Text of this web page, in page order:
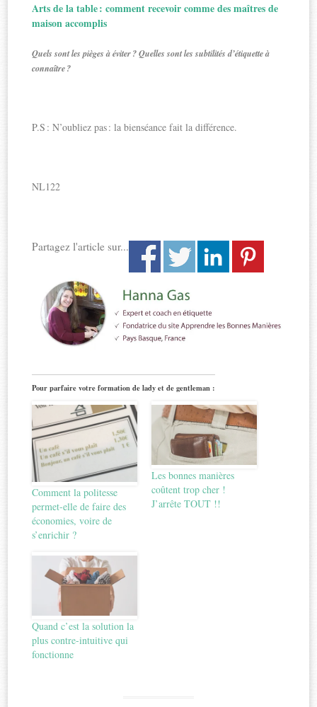
Arts de la table : comment recevoir comme des maîtres de
maison accomplis
Quels sont les pièges à éviter ? Quelles sont les subtilités d’étiquette à
connaître ?
P.S : N’oubliez pas : la bienséance fait la différence.
NL122
Partagez l'article sur...
Pour parfaire votre formation de lady et de gentleman :
Comment la politesse
permet-elle de faire des
économies, voire de
s’enrichir ?
Les bonnes manières
coûtent trop cher !
J’arrête TOUT !!
Quand c’est la solution la
plus contre-intuitive qui
fonctionne